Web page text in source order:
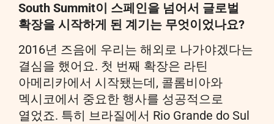
South Summit이 스페인을 넘어서 글로벌
확장을 시작하게 된 계기는 무엇이었나요?
2016년 즈음에 우리는 해외로 나가야겠다는
결심을 했어요. 첫 번째 확장은 라틴
아메리카에서 시작됐는데, 콜롬비아와
멕시코에서 중요한 행사를 성공적으로
열었죠. 특히 브라질에서 Rio Grande do Sul